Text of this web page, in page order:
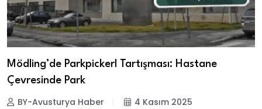
Mödling’de Parkpickerl Tartışması: Hastane
Çevresinde Park
BY-Avusturya Haber 4 Kasım 2025